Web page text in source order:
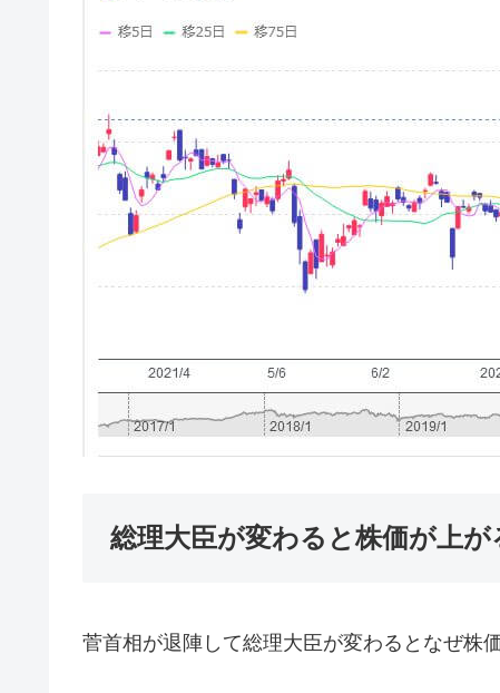
総理大臣が変わると株価が上が
菅首相が退陣して総理大臣が変わるとなぜ株